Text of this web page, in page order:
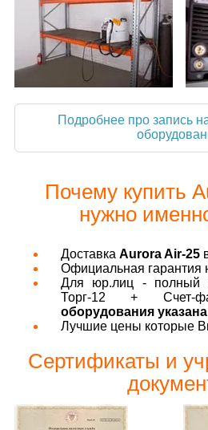
Подробнее про запись
Почему купить
нужно
Доставка Aurora Air-25
Официальная гарантия
Для юр.лиц - полный
Торг-12 + Счет-
оборудования
Лучшие цены которые
Сертификаты и